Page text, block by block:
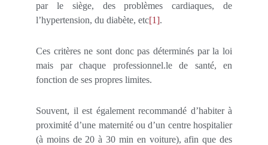
par le siège, des problèmes cardiaques, de
l’hypertension, du diabète, etc[1].
Ces critères ne sont donc pas déterminés par la loi
mais par chaque professionnel.le de santé, en
fonction de ses propres limites.
Souvent, il est également recommandé d’habiter à
proximité d’une maternité ou d’un centre hospitalier
(à moins de 20 à 30 min en voiture), afin que des